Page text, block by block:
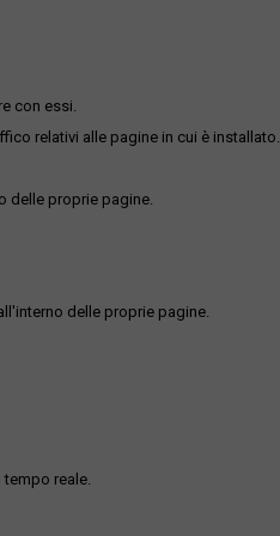
con essi.
relativi alle pagine in cui è installato.
delle proprie pagine.
delle proprie pagine.
reale.